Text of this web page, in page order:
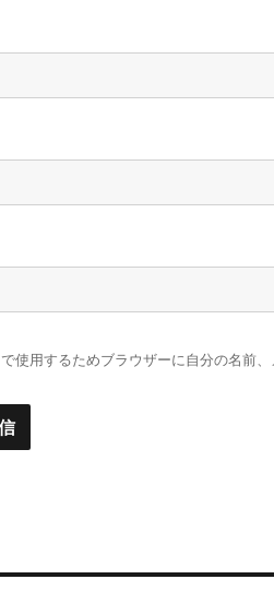
使用するためブラウザーに自分の名前